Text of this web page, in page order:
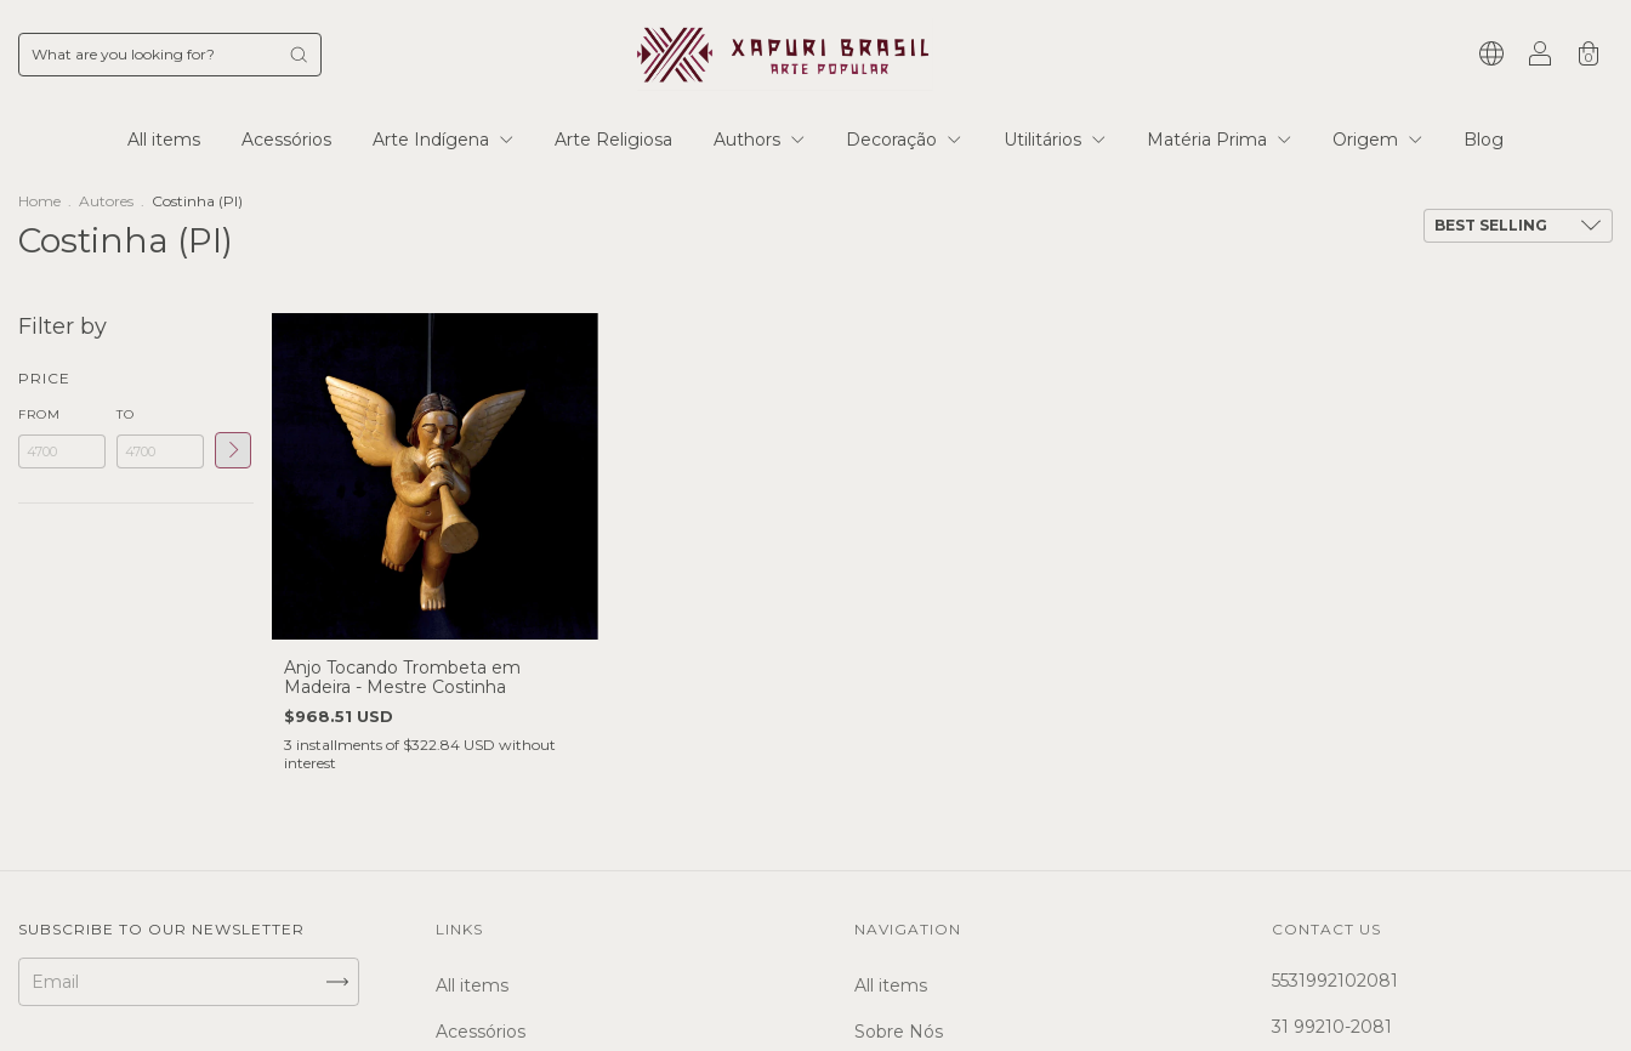
0
All items Acessórios Arte Indígena Arte Religiosa Authors Decoração Utilitários Matéria Prima Origem Blog
Home . Autores . Costinha (PI)
Costinha (PI)
Filter by
PRICE
FROM TO
Anjo Tocando Trombeta em
Madeira - Mestre Costinha
$968.51 USD
3 installments of $322.84 USD without
interest
SUBSCRIBE TO OUR NEWSLETTER LINKS
All items
Acessórios
NAVIGATION
All items
Sobre Nós
CONTACT US
5531992102081
31 99210-2081